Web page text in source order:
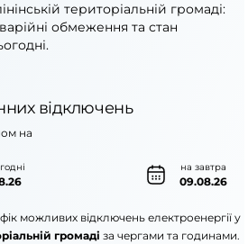
територіальній громаді:
обмеження та стан
відключень
на завтра
09.08.26
на
можливих відключень електроенергії у
громаді за чергами та годинами.